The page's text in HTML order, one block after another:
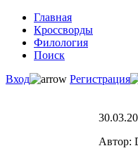
Главная
Кроссворды
Филология
Поиск
Вход
Регистрация